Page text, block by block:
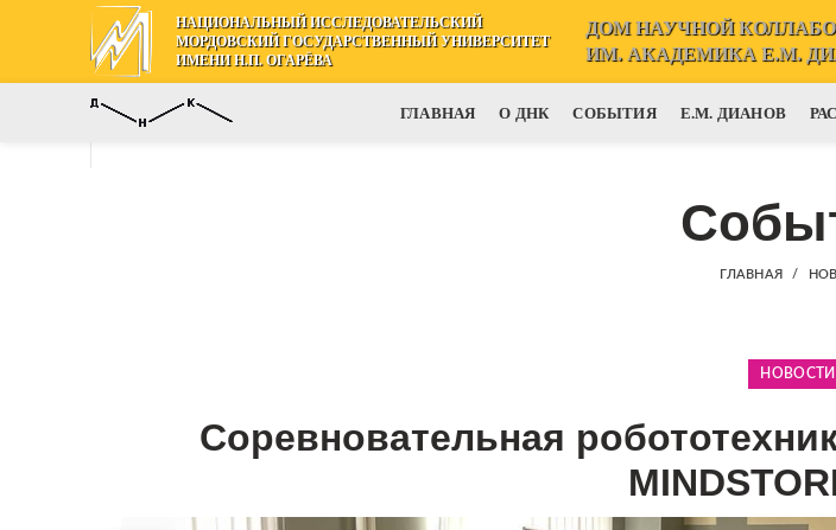
НАЦИОНАЛЬНЫЙ ИССЛЕДОВАТЕЛЬСКИЙ
МОРДОВСКИЙ ГОСУДАРСТВЕННЫЙ УНИВЕРСИТЕТ
ИМЕНИ Н.П. ОГАРЁВА
ДОМ НАУЧНОЙ
ИМ. АКАДЕМИКА Е.М.
ГЛАВНАЯ О ДНК СОБЫТИЯ Е.М. ДИАНОВ
ГЛАВНАЯ
НОВОСТИ
Соревновательная